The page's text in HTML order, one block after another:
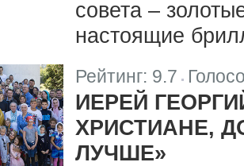
совета –
настоящие
Рейтинг: 9.7 |
ИЕРЕЙ
ХРИСТИАНЕ,
ЛУЧШЕ»